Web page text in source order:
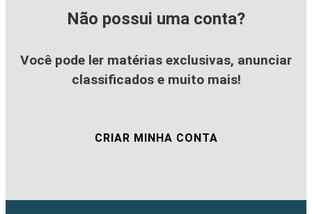
Não possui uma conta?
Você pode ler matérias exclusivas, anunciar
classificados e muito mais!
CRIAR MINHA CONTA